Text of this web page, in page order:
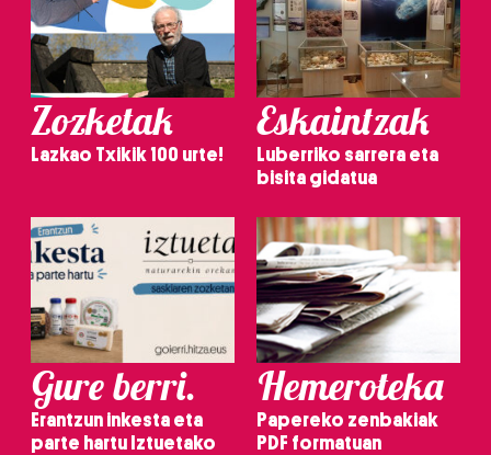
Zozketak
Lazkao Txikik 100 urte!
Eskaintzak
Luberriko sarrera eta
bisita gidatua
Gure berri.
Erantzun inkesta eta
parte hartu Iztuetako
Hemeroteka
Papereko zenbakiak
PDF formatuan